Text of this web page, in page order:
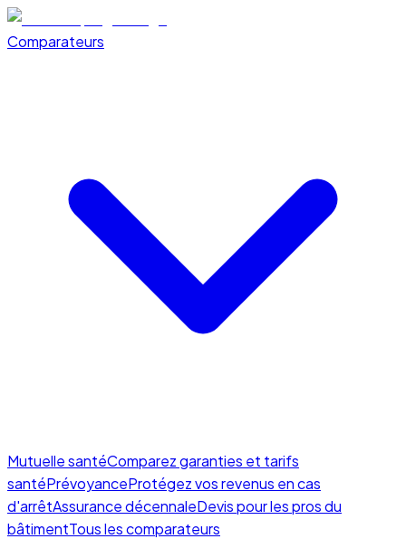
Comparateurs
Mutuelle santéComparez garanties et tarifs
santéPrévoyanceProtégez vos revenus en cas
d'arrêtAssurance décennaleDevis pour les pros du
bâtimentTous les comparateurs